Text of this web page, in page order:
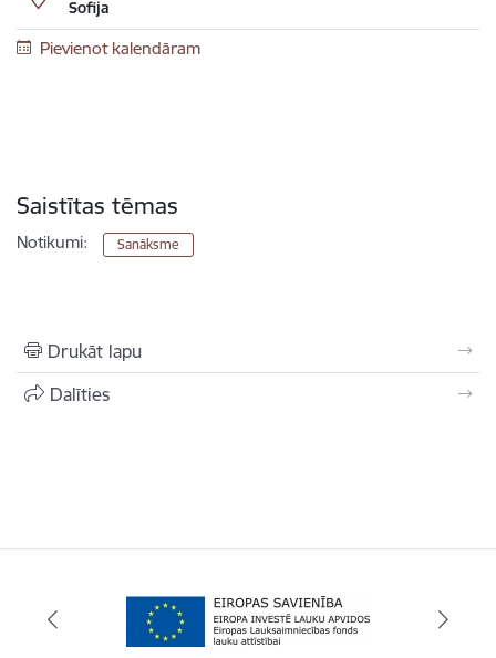
Sofija
Pievienot kalendāram
Saistītas tēmas
Notikumi: Sanāksme
Drukāt lapu
Dalīties